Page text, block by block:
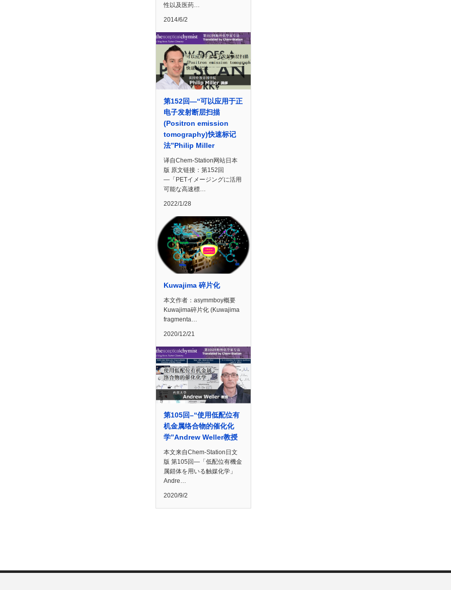
性以及医药…
2014/6/2
第152回—“可以应用于正
电子发射断层扫描
(Positron emission
tomography)快速标记
法”Philip Miller
译自Chem-Station网站日本
版 原文链接：第152回
―「PETイメージングに活用
可能な高速標…
2022/1/28
Kuwajima 碎片化
本文作者：asymmboy概要
Kuwajima碎片化 (Kuwajima
fragmenta…
2020/12/21
第105回–“使用低配位有
机金属络合物的催化化
学”Andrew Weller教授
本文来自Chem-Station日文
版 第105回―「低配位有機金
属錯体を用いる触媒化学」
Andre…
2020/9/2